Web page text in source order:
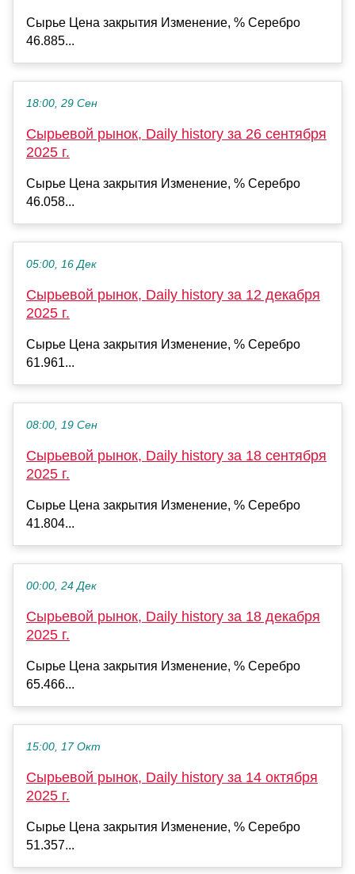
Сырье Цена закрытия Изменение, % Серебро
46.885...
18:00, 29 Сен
Сырьевой рынок, Daily history за 26 сентября
2025 г.
Сырье Цена закрытия Изменение, % Серебро
46.058...
05:00, 16 Дек
Сырьевой рынок, Daily history за 12 декабря
2025 г.
Сырье Цена закрытия Изменение, % Серебро
61.961...
08:00, 19 Сен
Сырьевой рынок, Daily history за 18 сентября
2025 г.
Сырье Цена закрытия Изменение, % Серебро
41.804...
00:00, 24 Дек
Сырьевой рынок, Daily history за 18 декабря
2025 г.
Сырье Цена закрытия Изменение, % Серебро
65.466...
15:00, 17 Окт
Сырьевой рынок, Daily history за 14 октября
2025 г.
Сырье Цена закрытия Изменение, % Серебро
51.357...